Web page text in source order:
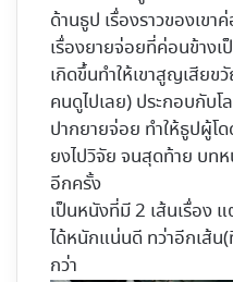
ด้านธูป เรื่องราวของเขา
เรื่องยายจ่อยที่ค่อนข้าง
เกิดขึ้นทำให้เขาสูญเสียข
คนดูไปเลย) ประกอบกับ
ปากยายจ่อย ทำให้ธูปผู้โด
ยงไปวิจัย จนสุดท้าย บทห
อีกครั้ง
เป็นหนังที่มี 2 เส้นเรื่อง
ได้หนักแน่นดี ทว่าอีกเส้
กว่า